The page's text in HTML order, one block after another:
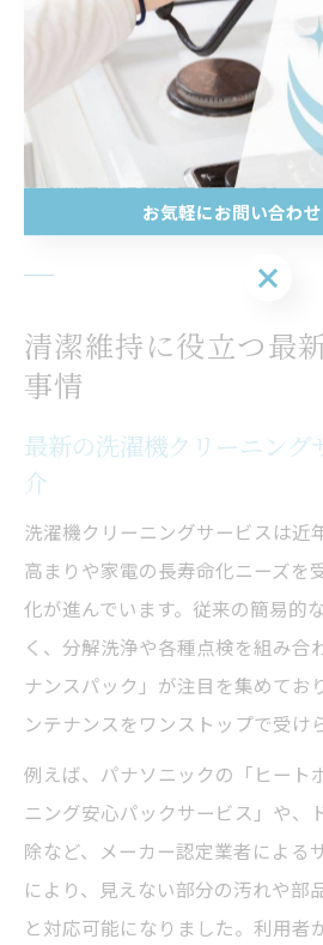
を受けられるため、計画的に家計
さらに、洗濯機クリーニングによ
が向上し、電気代や水道代の節約
せません。結果的に、家計にも優
える洗濯機環境が実現します。
清潔維持に役立つ最
事情
最新の洗濯機クリーニング
介
洗濯機クリーニングサービスは近
高まりや家電の長寿命化ニーズを
化が進んでいます。従来の簡易的
く、分解洗浄や各種点検を組み合
ナンスパック」が注目を集めてお
ンテナンスをワンストップで受け
例えば、パナソニックの「ヒート
ニング安心パックサービス」や、
除など、メーカー認定業者による
により、見えない部分の汚れや部
と対応可能になりました。利用者
お気軽にお問い合わせ
お気軽にお問い合わ